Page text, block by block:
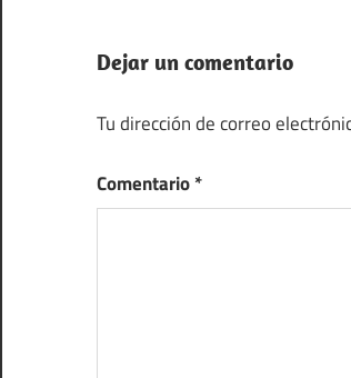
Dejar un comentario
Tu dirección de correo
Comentario*